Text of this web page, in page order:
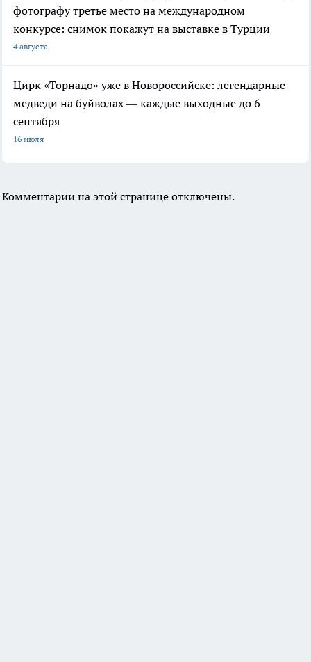
фотографу третье место на международном
конкурсе: снимок покажут на выставке в Турции
4 августа
Цирк «Торнадо» уже в Новороссийске: легендарные
медведи на буйволах — каждые выходные до 6
сентября
16 июля
Комментарии на этой странице отключены.